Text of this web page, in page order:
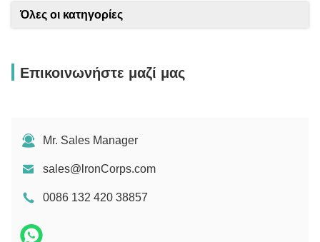
Όλες οι κατηγορίες
Επικοινωνήστε μαζί μας
Mr. Sales Manager
sales@lronCorps.com
0086 132 420 38857